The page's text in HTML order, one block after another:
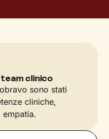
clinico
sono stati
cliniche,